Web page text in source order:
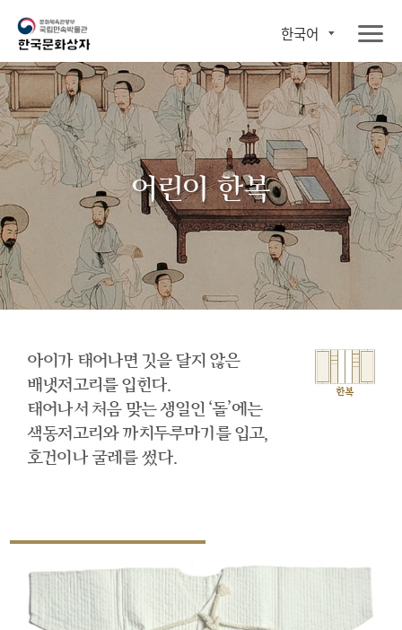
한국어
어린이 한복
아이가 태어나면 깃을 달지 않은
배냇저고리를 입힌다.
태어나서 처음 맞는 생일인 ‘돌’에는
색동저고리와 까치두루마기를 입고,
호건이나 굴레를 썼다.
한복